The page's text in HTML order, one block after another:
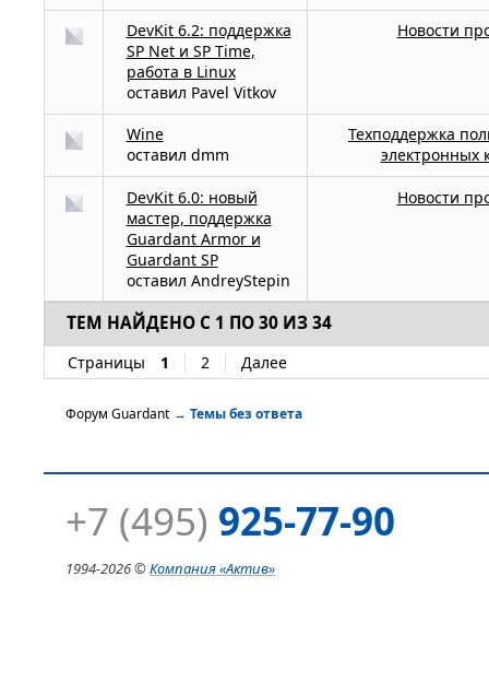
DevKit 6.2: поддержка
SP Net и SP Time,
работа в Linux
оставил Pavel Vitkov
Новости
Wine
оставил dmm
Техподдержка
электронных
DevKit 6.0: новый
мастер, поддержка
Guardant Armor и
Guardant SP
оставил AndreyStepin
Новости
ТЕМ НАЙДЕНО С 1 ПО 30 ИЗ 34
Страницы 1 2 Далее
Форум Guardant → Темы без ответа
+7 (495) 925-77-90
1994-2026 ©Компания«Актив»